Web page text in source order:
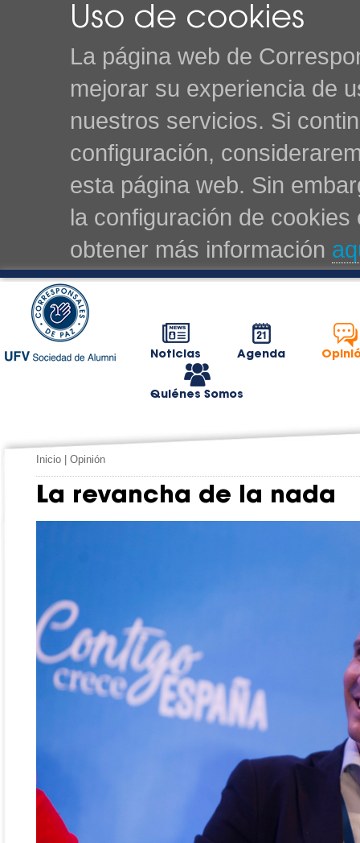
Uso de cookies
La página web de
mejorar su experiencia de
nuestros servicios. Si
configuración,
esta página web. Sin
la configuración de
obtener más información
Noticias Agenda
Quiénes Somos
Inicio Opinión
La revancha de la nada